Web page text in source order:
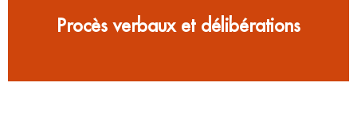
Procès verbaux et délibérations